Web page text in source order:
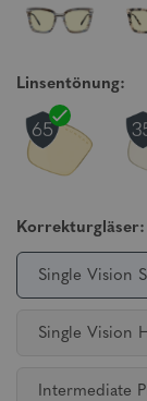
Linsentönung:
Korrekturgläser:
Single Vision
Single Vision
Intermediate